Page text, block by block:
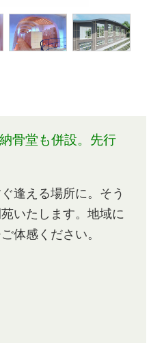
骨堂も併設。先行
逢える場所に。そう
いたします。地域に
体感ください。